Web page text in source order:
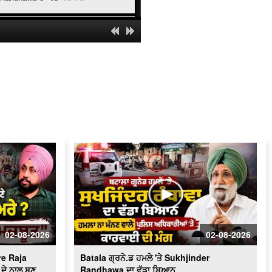
ਪੁਲਿਸ ਤੇ ਬਦਮਾਸ਼ ਹੋਏ ਆਹਮੋ-ਸਾਹਮਣੇ, ਦੇਖੋ
ਮੌਕੇ 'ਤੇ ਕੀ ਬਣੇ ਹਾਲਾਤ
LIVE : Gurdwara Bangla Sahib Delhi
ਤੋਂ Gurbani Kirtan ਦਾ ਸਿੱਧਾ ਪ੍ਰਸਾਰਣ
Cabinet Minister Mohinder Bhagat
Addresses Media | ਅਹਿਮ ਮੁੱਦਿਆਂ ’ਤੇ
ਪ੍ਰੈਸ ਕਾਨਫ਼ਰੰਸ
Congress ਦਾ ਮੁੱਕੇਗਾ ਕਾਟੋ ਕਲੇਸ਼ ?
Fatehgarh Sahib ’ਚ ਇਕੱਠੇ ਹੋਏ ਕਾਂਗਰਸੀ
LIVE
02-08-2026
Raja
02-08-2026
Batala ਗ੍ਰਨੇ.ਡ ਹਮਲੇ 'ਤੇ Sukhjinder